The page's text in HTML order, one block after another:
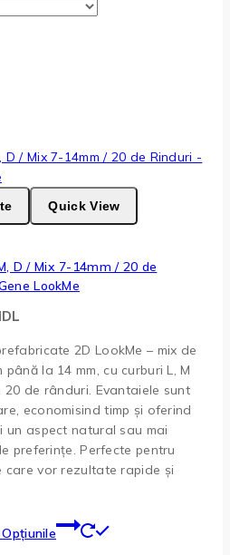
Quick View
D / Mix 7-14mm / 20 de
LookMe
prețuri:
la
290 MDL
2D LookMe – mix de
până la 14 mm, cu curburi L, M
20 de rânduri. Evantaiele sunt
economisind timp și oferind
un aspect natural sau mai
preferințe. Perfecte pentru
care vor rezultate rapide și